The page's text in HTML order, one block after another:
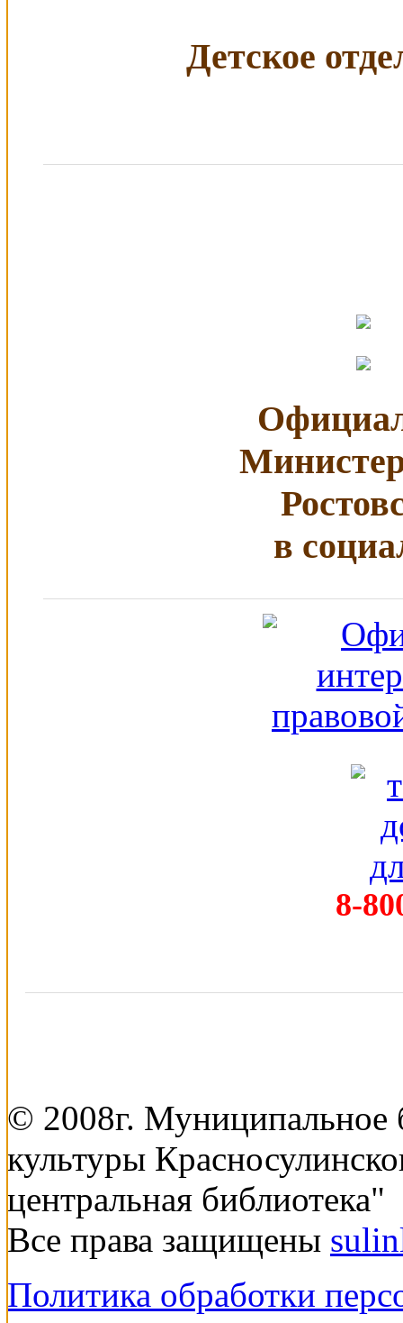
Детское
в
8-
© 2008г. Муниципальное
культуры
центральная библиотека"
Все права защищены
Политика обработки